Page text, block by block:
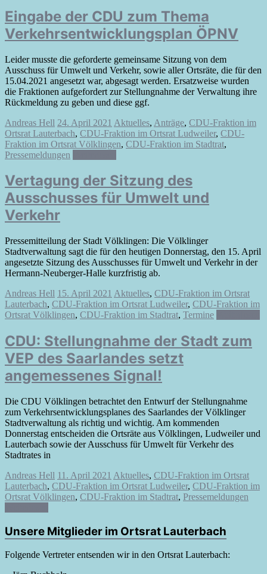
Eingabe der CDU zum Thema
Verkehrsentwicklungsplan ÖPNV
Leider musste die geforderte gemeinsame Sitzung von dem
Ausschuss für Umwelt und Verkehr, sowie aller Ortsräte, die für den
15.04.2021 angesetzt war, abgesagt werden. Ersatzweise wurden
die Fraktionen aufgefordert zur Stellungnahme der Verwaltung ihre
Rückmeldung zu geben und diese ggf.
Andreas Hell 24. April 2021 Aktuelles, Anträge, CDU-Fraktion im
Ortsrat Lauterbach, CDU-Fraktion im Ortsrat Ludweiler, CDU-
Fraktion im Ortsrat Völklingen, CDU-Fraktion im Stadtrat,
Pressemeldungen
Vertagung der Sitzung des
Ausschusses für Umwelt und
Verkehr
Pressemitteilung der Stadt Völklingen: Die Völklinger
Stadtverwaltung sagt die für den heutigen Donnerstag, den 15. April
angesetzte Sitzung des Ausschusses für Umwelt und Verkehr in der
Hermann-Neuberger-Halle kurzfristig ab.
Andreas Hell 15. April 2021 Aktuelles, CDU-Fraktion im Ortsrat
Lauterbach, CDU-Fraktion im Ortsrat Ludweiler, CDU-Fraktion im
Ortsrat Völklingen, CDU-Fraktion im Stadtrat, Termine
CDU: Stellungnahme der Stadt zum
VEP des Saarlandes setzt
angemessenes Signal!
Die CDU Völklingen betrachtet den Entwurf der Stellungnahme
zum Verkehrsentwicklungsplanes des Saarlandes der Völklinger
Stadtverwaltung als richtig und wichtig. Am kommenden
Donnerstag entscheiden die Ortsräte aus Völklingen, Ludweiler und
Lauterbach sowie der Ausschuss für Umwelt für Verkehr des
Stadtrates in
Andreas Hell 11. April 2021 Aktuelles, CDU-Fraktion im Ortsrat
Lauterbach, CDU-Fraktion im Ortsrat Ludweiler, CDU-Fraktion im
Ortsrat Völklingen, CDU-Fraktion im Stadtrat, Pressemeldungen
Unsere Mitglieder im Ortsrat Lauterbach
Folgende Vertreter entsenden wir in den Ortsrat Lauterbach: